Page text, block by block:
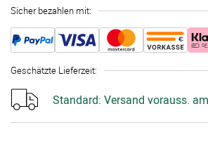
Sicher bezahlen mit:
Geschätzte Lieferzeit:
Standard: Versand vorauss.